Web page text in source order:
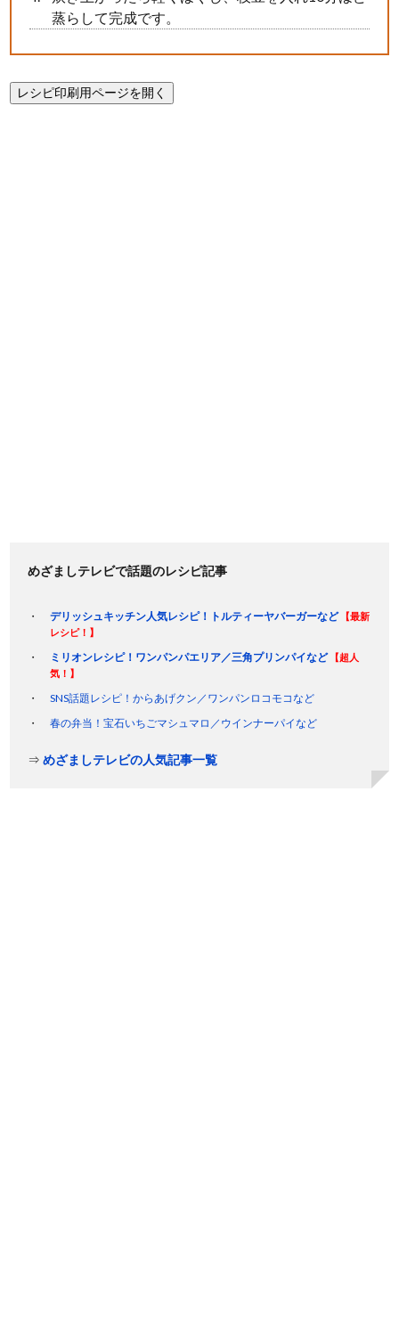
蒸らして完成です。
めざましテレビで話題のレシピ記事
デリッシュキッチン人気レシピ！トルティーヤバーガーなど
【最新
レシピ！】
ミリオンレシピ！ワンパンパエリア／三角プリンパイなど
【超人
気！】
SNS話題レシピ！からあげクン／ワンパンロコモコなど
春の弁当！宝石いちごマシュマロ／ウインナーパイなど
⇒めざましテレビの人気記事一覧